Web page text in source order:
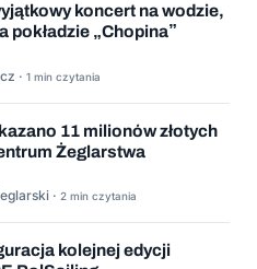
koncert na wodzie,
pokładzie „Chopina”
· 1 min czytania
11 milionów złotych
Żeglarstwa
· 2 min czytania
kolejnej edycji